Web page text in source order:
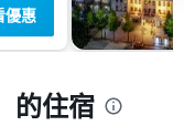
優惠
的住宿